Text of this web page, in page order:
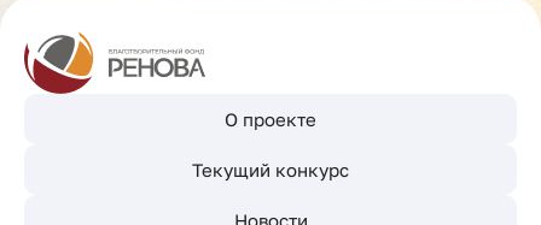
О проекте
Текущий конкурс
Новости